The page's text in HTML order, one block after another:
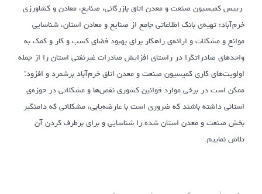
رییس کمیسیون صنعت و معدن اتاق بازرگانی، صنایع، معادن و کشاورزی
خرم‌آباد؛ تهیه‌ی بانک اطلاعاتی جامع از صنایع و معادن استان، شناسایی
موانع و مشکلات و ارائه‌ی راهکار برای بهبود فضای کسب و کار و کمک به
واحدهای صادراتگرا در راستای افزایش صادرات غیرنفتی استان را از جمله
اولویت‌های کاری کمیسیون صنعت و معدن اتاق خرم‌آباد برشمرد و افزود:
ممکن است در برخی موارد قوانین کشوری نقص‌ها و مشکلاتی در حوزه‌ی
استانی داشته باشند که ضروری است با عارضه‌یابی، مشکلاتی که دامنگیر
بخش صنعت و معدن استان شده را شناسایی و برای برطرف کردن آن
تلاش نماییم.